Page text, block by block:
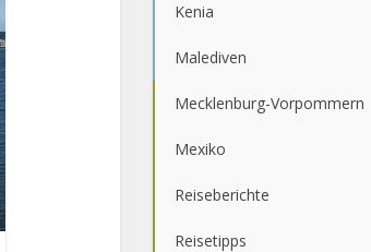
Kenia
Malediven
Mecklenburg-Vorpommern
Mexiko
Reiseberichte
Reisetipps